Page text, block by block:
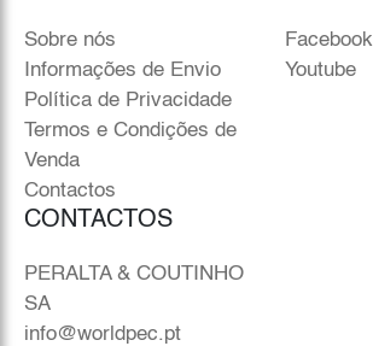
Sobre nós
Informações de Envio
Política de Privacidade
Termos e Condições de
Venda
Contactos
Facebook
Youtube
CONTACTOS
PERALTA & COUTINHO
SA
info@worldpec.pt